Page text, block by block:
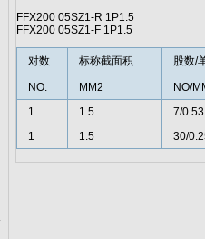
FFX200 05SZ1-R 1P1.5
FFX200 05SZ1-F 1P1.5
对数 标称截面积 股数/
NO. MM2
NO/
1
1.5
7/0.53
1
1.5 30/